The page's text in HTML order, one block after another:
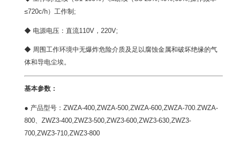
≤720c/h）工作制;
◆ 电源电压：直流110V，220V;
◆ 周围工作环境中无爆炸危险介质及足以腐蚀金属和破坏绝缘的气
体和导电尘埃。
基本参数：
● 产品型号：ZWZA-400,ZWZA-500,ZWZA-600,ZWZA-700.ZWZA-
800、ZWZ3-400,ZWZ3-500,ZWZ3-600,ZWZ3-630,ZWZ3-
700,ZWZ3-710,ZWZ3-800